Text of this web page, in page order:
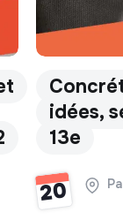
idées,
13e
20